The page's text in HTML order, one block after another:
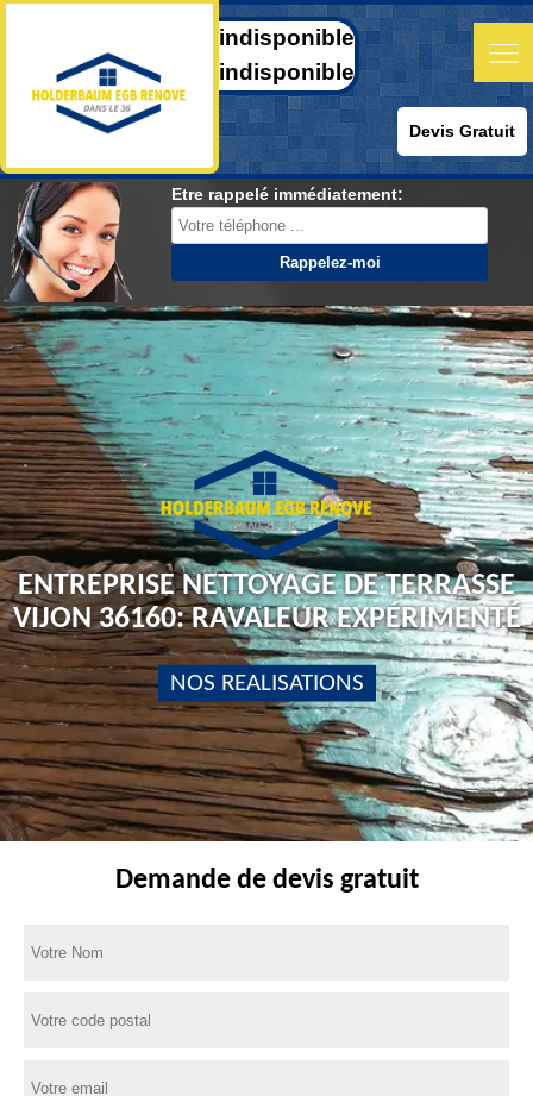
indisponible
indisponible
Devis Gratuit
Etre rappelé immédiatement:
ENTREPRISE NETTOYAGE DE TERRASSE
VIJON 36160: RAVALEUR EXPÉRIMENTÉ
NOS REALISATIONS
Demande de devis gratuit